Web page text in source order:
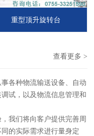
重型顶升旋转台
查看更多 >
各种物流输送设备、自动
试，以及物流信息管理和
我们将向客户提供完善周
的实际需求进行量身定